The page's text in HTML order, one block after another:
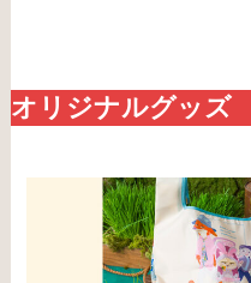
オリジナルグッズ